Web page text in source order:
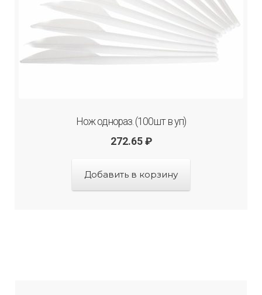
Нож однораз. (100шт в уп)
272.65 ₽
Добавить в корзину